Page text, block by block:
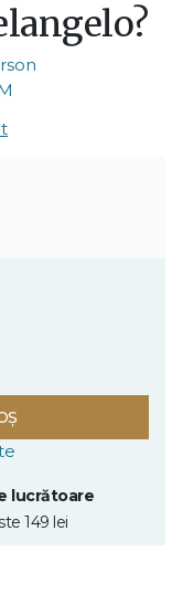
lucrătoare
149 lei